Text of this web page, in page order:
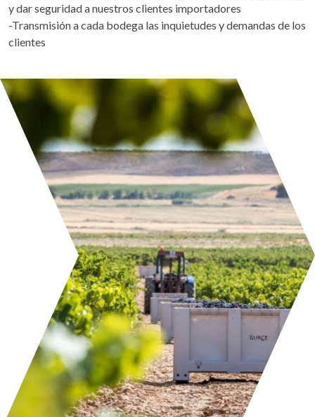
y dar seguridad a nuestros clientes importadores
-Transmisión a cada bodega las inquietudes y demandas de los
clientes